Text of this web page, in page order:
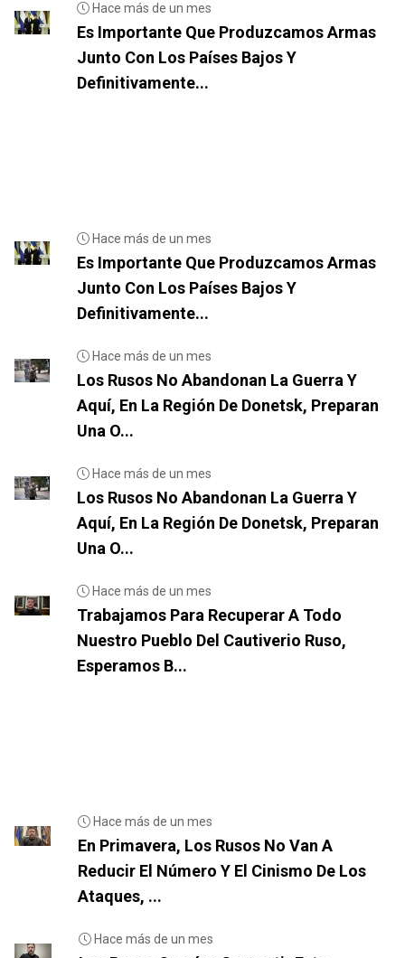
Hace más de un mes
Es Importante Que Produzcamos Armas
Junto Con Los Países Bajos Y
Definitivamente...
Hace más de un mes
Es Importante Que Produzcamos Armas
Junto Con Los Países Bajos Y
Definitivamente...
Hace más de un mes
Los Rusos No Abandonan La Guerra Y
Aquí, En La Región De Donetsk, Preparan
Una O...
Hace más de un mes
Los Rusos No Abandonan La Guerra Y
Aquí, En La Región De Donetsk, Preparan
Una O...
Hace más de un mes
Trabajamos Para Recuperar A Todo
Nuestro Pueblo Del Cautiverio Ruso,
Esperamos B...
Hace más de un mes
En Primavera, Los Rusos No Van A
Reducir El Número Y El Cinismo De Los
Ataques, ...
Hace más de un mes